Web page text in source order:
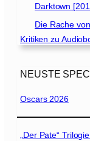
Darktown
Die Rache
Kritiken zu
NEUSTE
Oscars 2026
„Der Pate“